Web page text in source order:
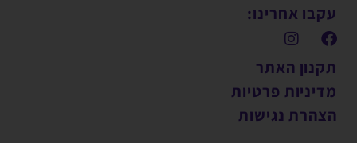
עקבו אחרינו:
תקנון האתר
מדיניות פרטיות
הצהרת נגישות